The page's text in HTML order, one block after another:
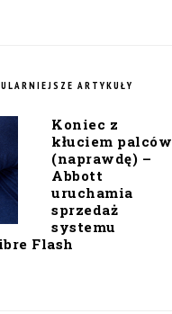
ARTYKUŁY
Koniec z
kłuciem palców
(naprawdę) –
Abbott
uruchamia
sprzedaż
systemu
Flash